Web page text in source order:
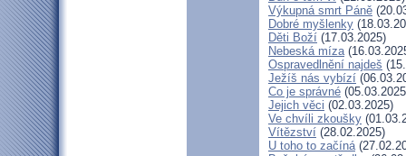
Výkupná smrt Páně
Dobré myšlenky
Děti Boží (17.03.2025)
Nebeská míza
Ospravedlnění najdeš
Ježíš nás vybízí
Co je správné
Jejich věci (02.03.2025)
Ve chvíli zkoušky
Vítězství (28.02.2025)
U toho to začíná